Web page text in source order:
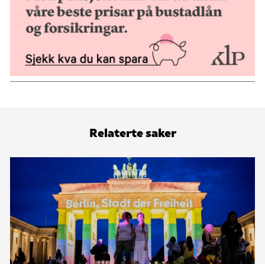
Relaterte saker